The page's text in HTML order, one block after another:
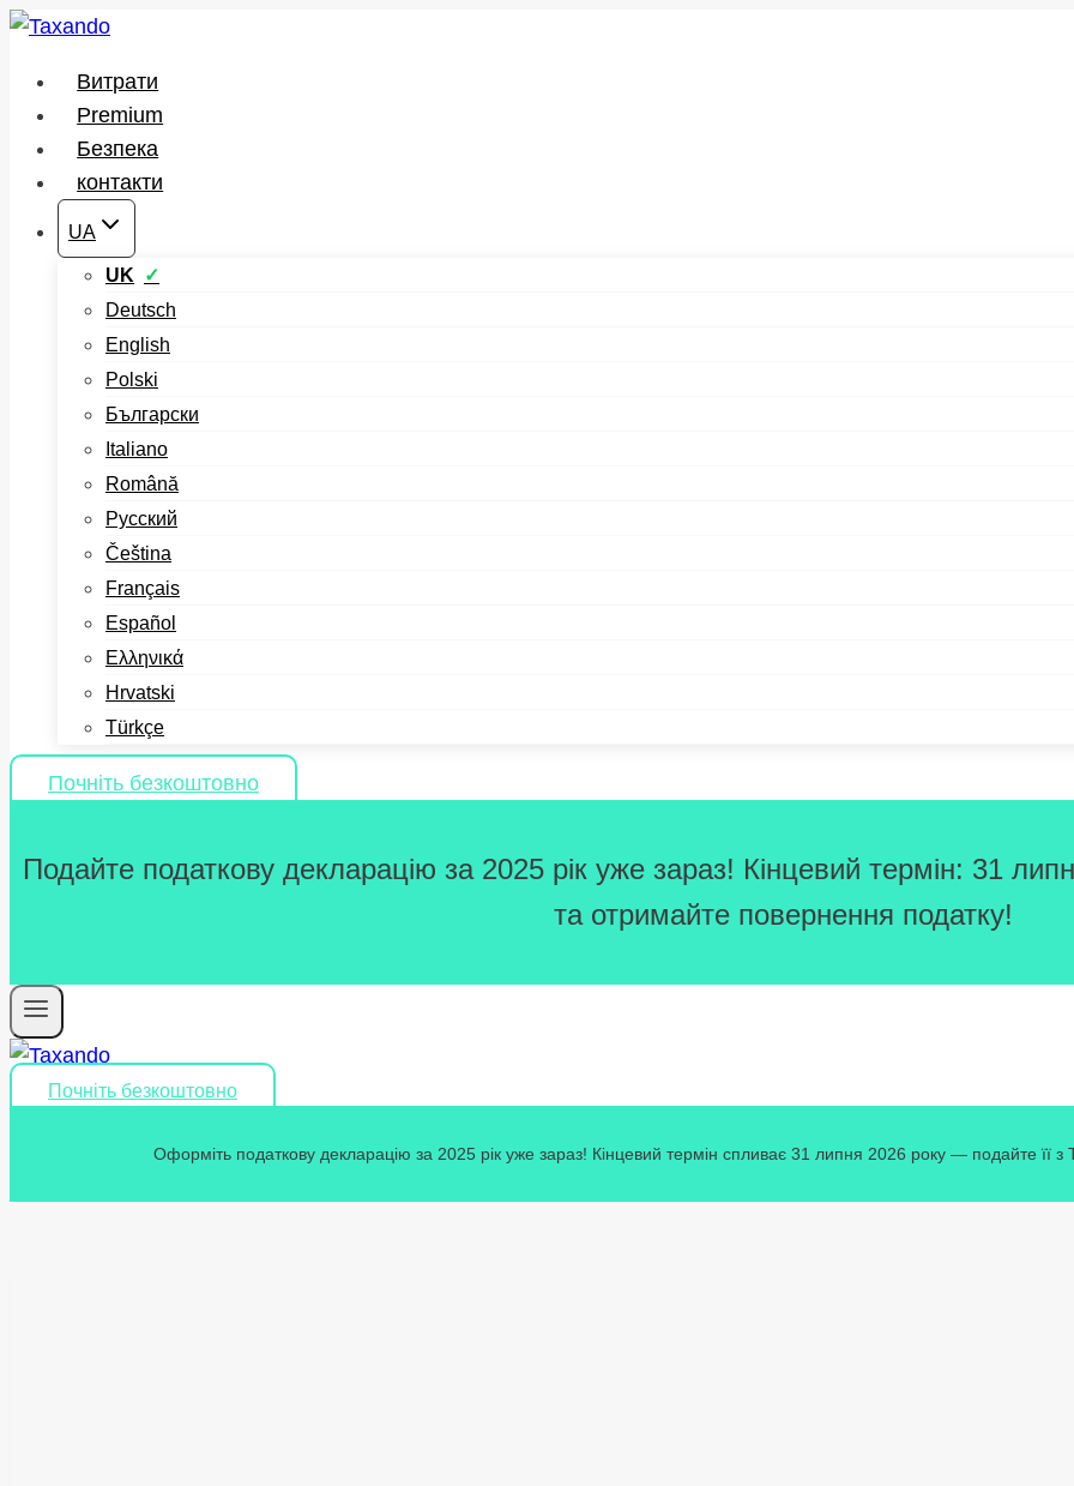
Перейти
вмісту
Витрати
Premium
Безпека
контакти
UA
UK
Deutsch
English
Polski
Български
Italiano
Română
Русский
Čeština
Français
Español
Ελληνικά
Hrvatski
Türkçe
Почніть безкоштовно
Подайте податкову декларацію за 2025 рік уже зараз! Кінцевий термін: 31
та отримайте повернення податку!
Почніть безкоштовно
Оформіть податкову декларацію за 2025 рік уже зараз! Кінцевий термін спливає 31 липня 2026 року — подайте її